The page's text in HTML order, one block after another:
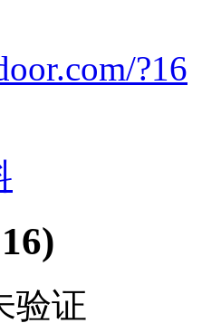
?16
验证